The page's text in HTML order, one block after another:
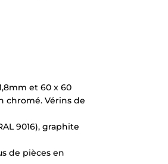
et 60 x 60
chromé. Vérins de
9016), graphite
de pièces en